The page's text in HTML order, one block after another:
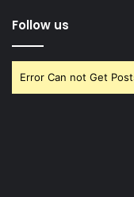
Follow us
Error Can not Get